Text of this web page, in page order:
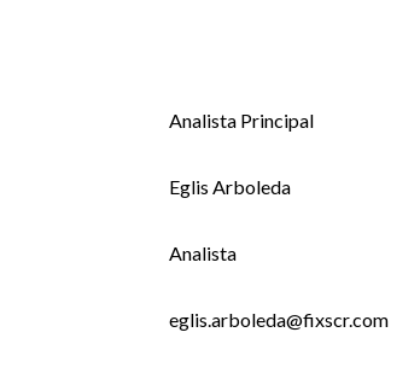
Analista Principal
Eglis Arboleda
Analista
eglis.arboleda@fixscr.com